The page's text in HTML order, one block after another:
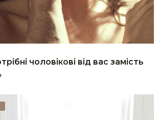
чоловікові від вас замість